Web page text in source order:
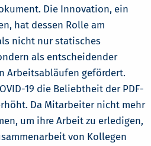
Die Innovation, ein
hat dessen Rolle am
nicht nur statisches
als entscheidender
Arbeitsabläufen gefördert.
19 die Beliebtheit der PDF-
Da Mitarbeiter nicht mehr
um ihre Arbeit zu erledigen,
von Kollegen